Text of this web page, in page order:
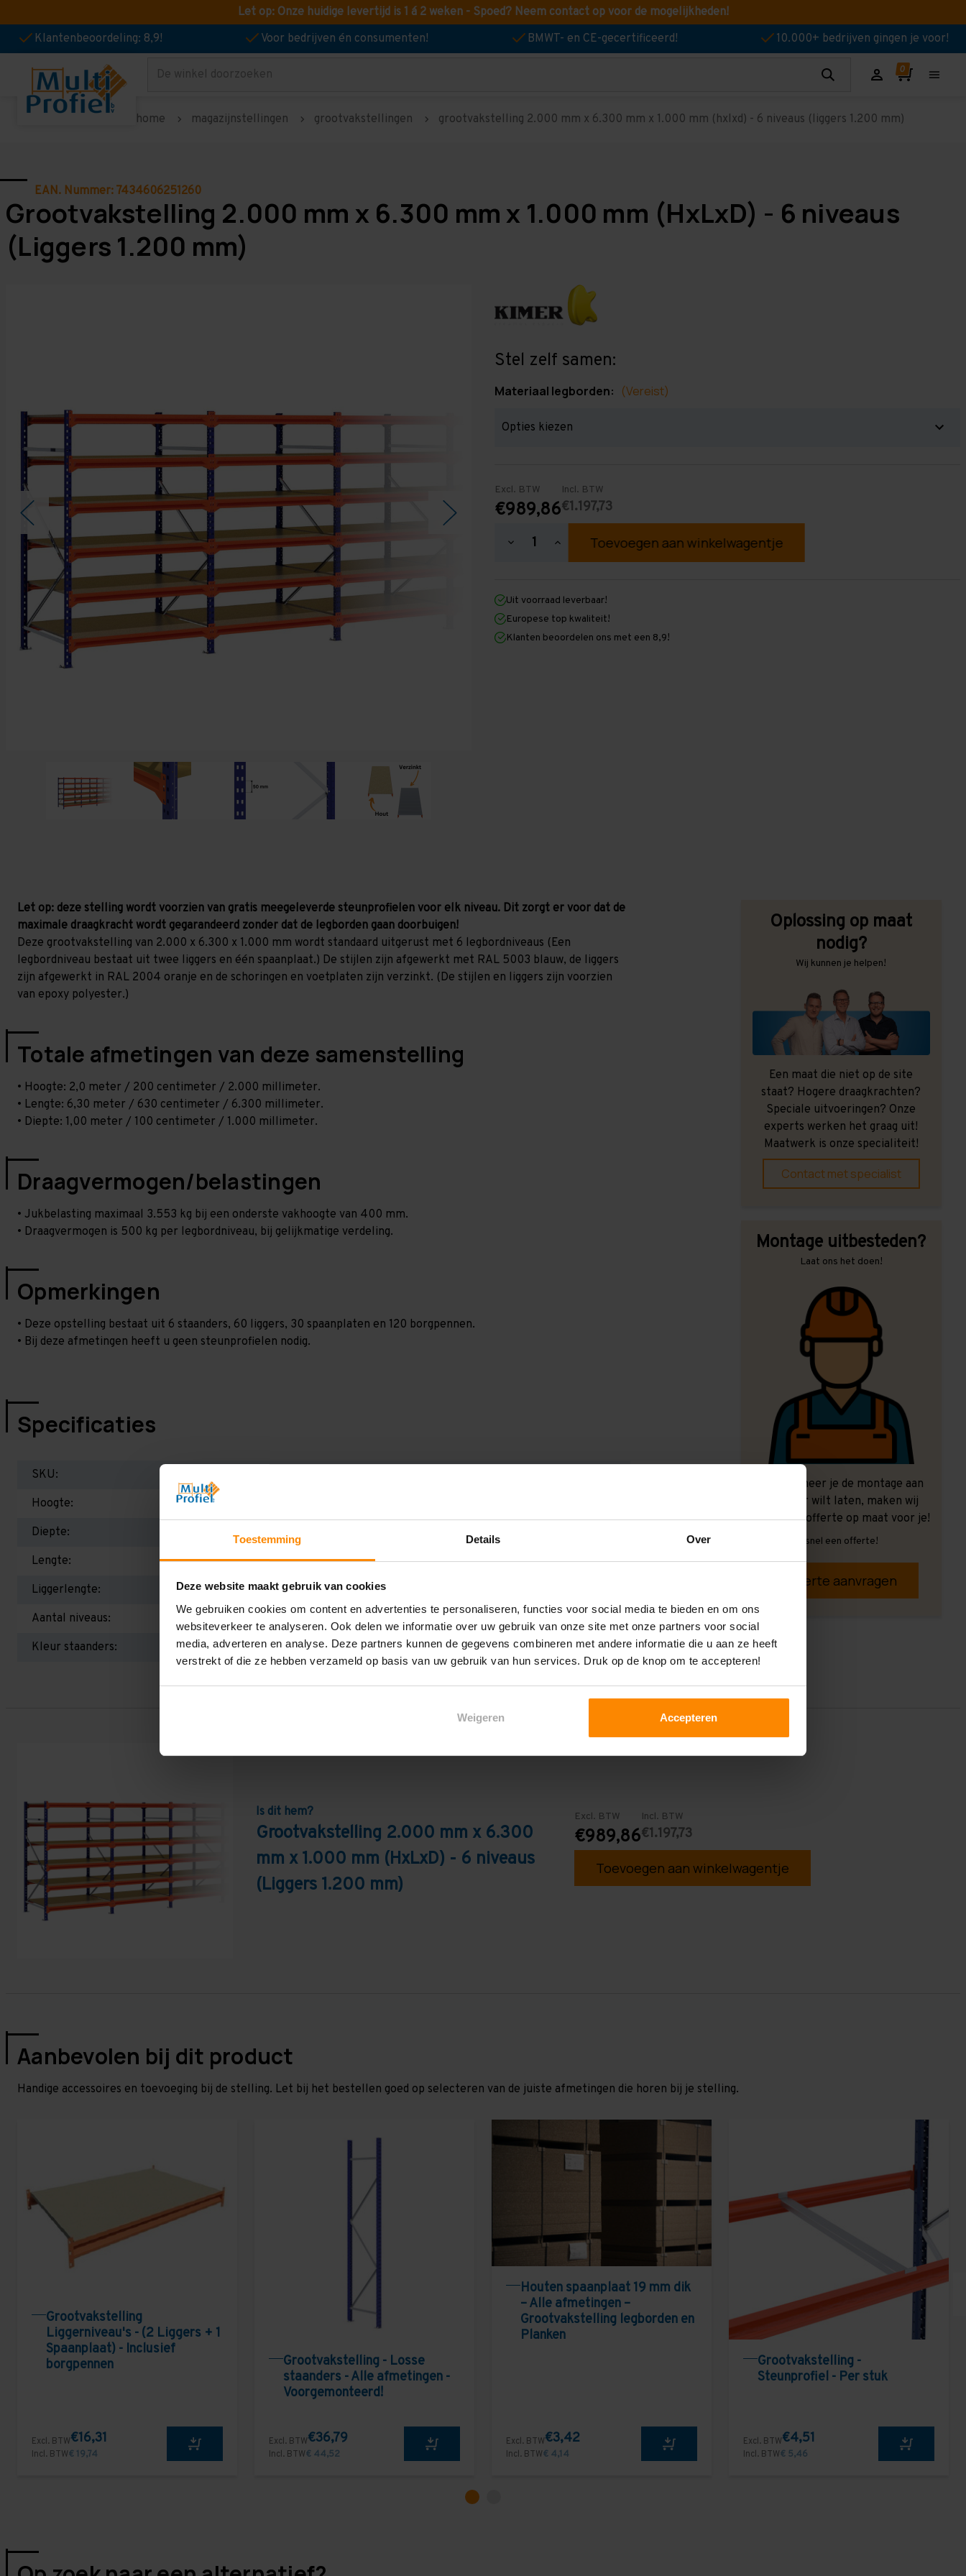
Toestemming Details Over
Deze website maakt gebruik van cookies
We gebruiken cookies om content en advertenties te personaliseren, functies voor social media te bieden en om ons
websiteverkeer te analyseren. Ook delen we informatie over uw gebruik van onze site met onze partners voor social
media, adverteren en analyse. Deze partners kunnen de gegevens combineren met andere informatie die u aan ze heeft
verstrekt of die ze hebben verzameld op basis van uw gebruik van hun services. Druk op de knop om te accepteren!
Weigeren Accepteren
Let op: Onze huidige levertijd is 1 á 2 weken - Spoed? Neem contact op voor de mogelijkheden!
Klantenbeoordeling: 8,9!
Voor bedrijven én consumenten! BMWT- en CE-gecertificeerd! 10.000+ bedrijven gingen je voor!
Zoeken
home magazijnstellingen grootvakstellingen grootvakstelling 2.000 mm x 6.300 mm x 1.000 mm (hxlxd) - 6 niveaus (liggers 1.200 mm)
EAN. Nummer: 7434606251260
Grootvakstelling 2.000 mm x 6.300 mm x 1.000 mm (HxLxD) - 6 niveaus
(Liggers 1.200 mm)
Stel zelf samen:
Materiaal legborden: (Vereist)
Excl. BTW
€989,86
Incl. BTW
€1.197,73
Hoeveelheid
2.000
mm
x
6.300
mm
Hoeveelheid
verhogen
2.000
mm
x
6.300
mm
Uit voorraad leverbaar!
Europese top kwaliteit!
Klanten beoordelen ons met een 8,9!
Let op: deze stelling wordt voorzien van gratis meegeleverde steunprofielen voor elk niveau. Dit zorgt er voor dat de
maximale draagkracht wordt gegarandeerd zonder dat de legborden gaan doorbuigen!
Deze grootvakstelling van 2.000 x 6.300 x 1.000 mm wordt standaard uitgerust met 6 legbordniveaus (Een
legbordniveau bestaat uit twee liggers en één spaanplaat.) De stijlen zijn afgewerkt met RAL 5003 blauw, de liggers
zijn afgewerkt in RAL 2004 oranje en de schoringen en voetplaten zijn verzinkt. (De stijlen en liggers zijn voorzien
van epoxy polyester.)
Totale afmetingen van deze samenstelling
• Hoogte: 2,0 meter / 200 centimeter / 2.000 millimeter.
• Lengte: 6,30 meter / 630 centimeter / 6.300 millimeter.
• Diepte: 1,00 meter / 100 centimeter / 1.000 millimeter.
Draagvermogen/belastingen
• Jukbelasting maximaal 3.553 kg bij een onderste vakhoogte van 400 mm.
• Draagvermogen is 500 kg per legbordniveau, bij gelijkmatige verdeling.
Opmerkingen
• Deze opstelling bestaat uit 6 staanders, 60 liggers, 30 spaanplaten en 120 borgpennen.
• Bij deze afmetingen heeft u geen steunprofielen nodig.
Specificaties
SKU:
Hoogte:
Diepte:
Lengte:
6.300 mm
Liggerlengte:
1.200 mm
Aantal niveaus:
6
Kleur staanders:
Blauw
Oplossing op maat
nodig?
Wij kunnen je helpen!
Een maat die niet op de site
staat? Hogere draagkrachten?
Speciale uitvoeringen? Onze
experts werken het graag uit!
Maatwerk is onze specialiteit!
Contact met specialist
Montage uitbesteden?
Laat ons het doen!
Ook wanneer je de montage aan
ons over wilt laten, maken wij
graag een offerte op maat voor je!
Vrijblijvend, snel een offerte!
Offerte aanvragen
Is dit hem?
Grootvakstelling 2.000 mm x 6.300
mm x 1.000 mm (HxLxD) - 6 niveaus
(Liggers 1.200 mm)
Excl. BTW
€989,86
Incl. BTW
€1.197,73
Toevoegen aan winkelwagentje
Aanbevolen bij dit product
Handige accessoires en toevoeging bij de stelling. Let bij het bestellen goed op selecteren van de juiste afmetingen die horen bij je stelling.
Grootvakstelling
Liggerniveau's - (2 Liggers + 1
Spaanplaat) - Inclusief
borgpennen
Excl. BTW€16,31
Incl. BTW€ 19,74
Grootvakstelling - Losse
staanders - Alle afmetingen -
Voorgemonteerd!
Excl. BTW€36,79
Incl. BTW€ 44,52
Houten spaanplaat 19 mm dik
– Alle afmetingen –
Grootvakstelling legborden en
Planken
Excl. BTW€3,42
Incl. BTW€ 4,14
Grootvakstelling -
Steunprofiel - Per stuk
Excl. BTW€4,51
Incl. BTW€ 5,46